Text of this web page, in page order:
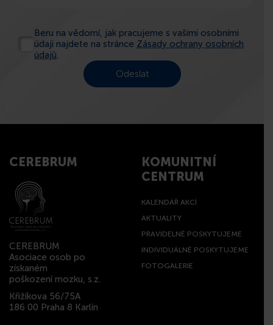
Beru na vědomí, jak pracujeme s vašimi osobními
údaji najdete na stránce Zásady ochrany osobních
údajů
CEREBRUM
CEREBRUM
Asociace osob po
získaném
poškození mozku, s.z.
Křižíkova 56/75A
186 00 Praha 8 Karlín
KOMUNITNÍ
CENTRUM
KALENDÁŘ AKCÍ
AKTUALITY
PRAVIDELNĚ POSKYTUJEME
INDIVIDUÁLNĚ POSKYTUJEME
FOTOGALERIE